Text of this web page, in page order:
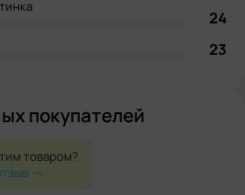
24
23
покупателей
товаром?